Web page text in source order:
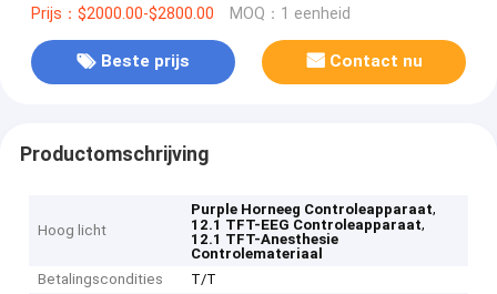
Prijs：$2000.00-$2800.00 MOQ：1 eenheid
Beste prijs Contact nu
Productomschrijving
Hoog licht
Purple Horneeg Controleapparaat,
12.1 TFT-EEG Controleapparaat,
12.1 TFT-Anesthesie
Controlemateriaal
Betalingscondities
T/T